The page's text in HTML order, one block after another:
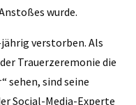
wurde.
verstorben. Als
Trauerzeremonie die
sehen, sind seine
Social-Media-Experte